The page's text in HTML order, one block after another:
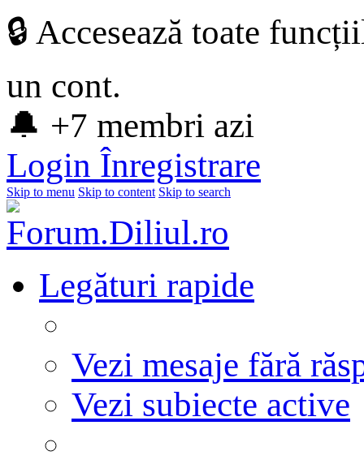
🔒 Accesează toate
un cont.
🔔 +7 membri azi
Login Înregistrare
Skip to menu Skip to content Skip to search
Legături rapide
Vezi mesaje fără
Vezi subiecte active